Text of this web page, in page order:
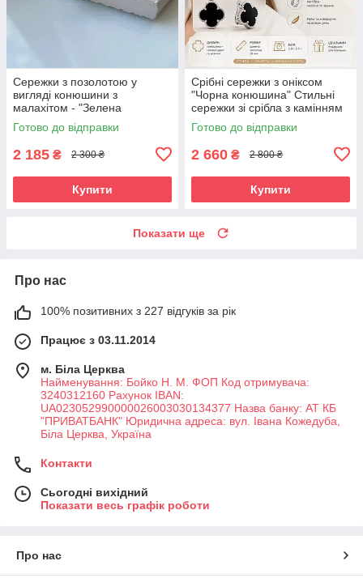
Сережки з позолотою у
вигляді конюшини з
малахітом - "Зелена
конюшина" (1 см)
Готово до відправки
2 185 ₴ 2 300 ₴
Купити
Срібні сережки з оніксом
"Чорна конюшина" Стильні
сережки зі срібла з камінням
Готово до відправки
2 660 ₴ 2 800 ₴
Купити
Показати ще
Про нас
100% позитивних з 227 відгуків за рік
Працює з 03.11.2014
м. Біла Церква
Найменування: Бойко Н. М. ФОП Код отримувача:
3240312160 Рахунок IBAN:
UA023052990000026003030134377 Назва банку: АТ КБ
"ПРИВАТБАНК" Юридична адреса: вул. Івана Кожедуба,
Біла Церква, Україна
Контакти
Сьогодні вихідний
Показати весь графік роботи
Про нас